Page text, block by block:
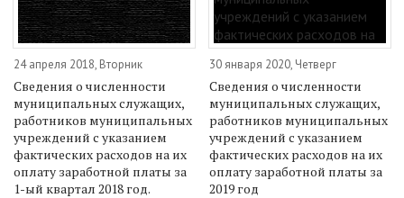
24 апреля 2018, Вторник
Сведения о численности
муниципальных служащих,
работников муниципальных
учреждений с указанием
фактических расходов на их
оплату заработной платы за
1-ый квартал 2018 год.
30 января 2020, Четверг
Сведения о численности
муниципальных служащих,
работников муниципальных
учреждений с указанием
фактических расходов на их
оплату заработной платы за
2019 год